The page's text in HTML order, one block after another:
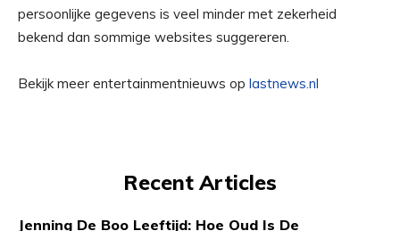
persoonlijke gegevens is veel minder met zekerheid
bekend dan sommige websites suggereren.
Bekijk meer entertainmentnieuws op lastnews.nl
Recent Articles
Jenning De Boo Leeftijd: Hoe Oud Is De